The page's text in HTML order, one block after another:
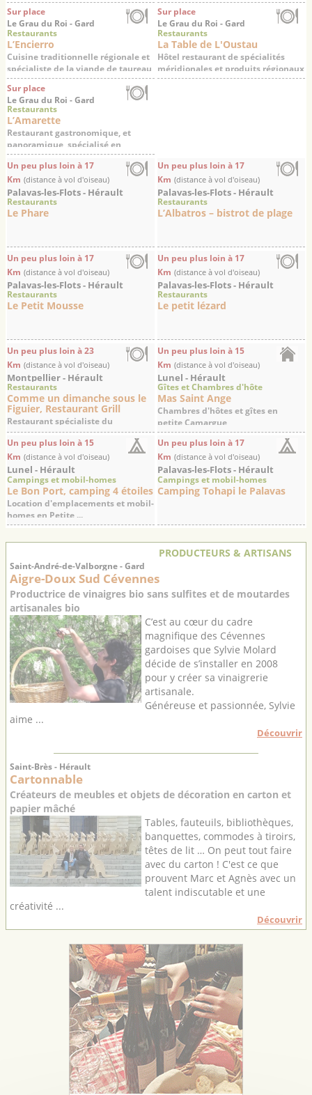
Sur place
Le Grau du Roi - Gard
Restaurants
L’Encierro
Cuisine traditionnelle régionale et
spécialiste de la viande de taureau
en AOP
Sur place
Le Grau du Roi - Gard
Restaurants
La Table de L'Oustau
Hôtel restaurant de spécialités
méridionales et produits régionaux
Sur place
Le Grau du Roi - Gard
Restaurants
L’Amarette
Restaurant gastronomique, et
panoramique, spécialisé en
produits de la mer
Un peu plus loin à 17
Km (distance à vol d'oiseau)
Palavas-les-Flots - Hérault
Restaurants
Le Phare
Un peu plus loin à 17
Km (distance à vol d'oiseau)
Palavas-les-Flots - Hérault
Restaurants
L’Albatros – bistrot de plage
Un peu plus loin à 17
Km (distance à vol d'oiseau)
Palavas-les-Flots - Hérault
Restaurants
Le Petit Mousse
Un peu plus loin à 17
Km (distance à vol d'oiseau)
Palavas-les-Flots - Hérault
Restaurants
Le petit lézard
Un peu plus loin à 23
Km (distance à vol d'oiseau)
Montpellier - Hérault
Restaurants
Comme un dimanche sous le
Figuier, Restaurant Grill
Restaurant spécialiste du
Barbecue, Bar à vins
Un peu plus loin à 15
Km (distance à vol d'oiseau)
Lunel - Hérault
Gîtes et Chambres d'hôte
Mas Saint Ange
Chambres d'hôtes et gîtes en
petite Camargue
Un peu plus loin à 15
Km (distance à vol d'oiseau)
Lunel - Hérault
Campings et mobil-homes
Le Bon Port, camping 4 étoiles
Location d'emplacements et mobil-
homes en Petite ...
Un peu plus loin à 17
Km (distance à vol d'oiseau)
Palavas-les-Flots - Hérault
Campings et mobil-homes
Camping Tohapi le Palavas
PRODUCTEURS & ARTISANS
Saint-André-de-Valborgne - Gard
Aigre-Doux Sud Cévennes
Productrice de vinaigres bio sans sulfites et de moutardes
artisanales bio
C’est au cœur du cadre
magnifique des Cévennes
gardoises que Sylvie Molard
décide de s’installer en 2008
pour y créer sa vinaigrerie
artisanale.
Généreuse et passionnée, Sylvie
aime ...
Découvrir
Saint-Brès - Hérault
Cartonnable
Créateurs de meubles et objets de décoration en carton et
papier mâché
Tables, fauteuils, bibliothèques,
banquettes, commodes à tiroirs,
têtes de lit … On peut tout faire
avec du carton ! C'est ce que
prouvent Marc et Agnès avec un
talent indiscutable et une
créativité ...
Découvrir